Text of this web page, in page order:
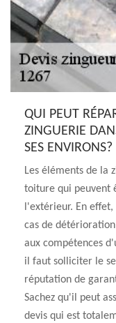
QUI PEUT
ZINGUERIE
SES ENVIRONS?
Les éléments de la
toiture qui peuvent
l'extérieur. En
cas de
aux compétences
il faut solliciter le
réputation de
Sachez qu'il peut
devis qui est